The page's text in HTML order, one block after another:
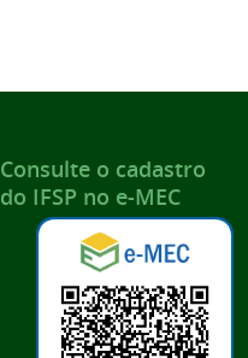
Consulte o cadastro
do IFSP no e-MEC